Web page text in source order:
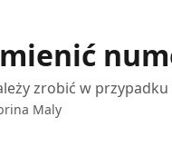
zrobić w
Maly